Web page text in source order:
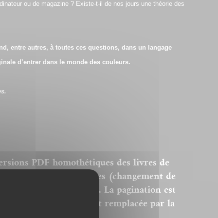
ou de magazine ? Existe-t-il de nos jours une théorie des
entre autres, à toutes ces questions, dans un langage
d’entrer dans le monde des couleurs.
PDF homothétiques des livres de
donc pas modifiables (changement de
des images). La pagination est
page du livre est remplacée par la